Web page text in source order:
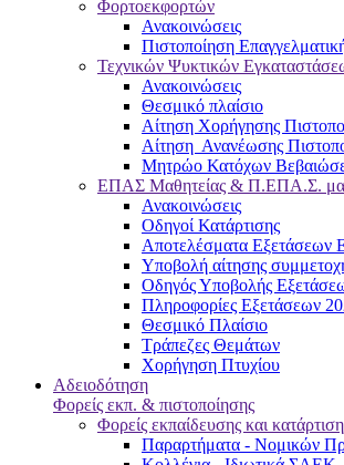
Φορτοεκφορτών
Ανακοινώσεις
Πιστοποίηση
Τεχνικών Ψυκτικών
Ανακοινώσεις
Θεσμικό πλαίσιο
Αίτηση Χορήγησης
Αίτηση Ανανέωσης
Μητρώο Κατόχων
ΕΠΑΣ Μαθητείας & Π.ΕΠΑ.Σ.
Ανακοινώσεις
Oδηγοί Κατάρτισης
Αποτελέσματα
Υποβολή αίτησης
Οδηγός Υποβολής
Πληροφορίες Εξετάσεων
Θεσμικό Πλαίσιο
Τράπεζες Θεμάτων
Χορήγηση Πτυχίου
Αδειοδότηση
Φορείς εκπ. & πιστοποίησης
Φορείς εκπαίδευσης και
Παραρτήματα - Νομικών